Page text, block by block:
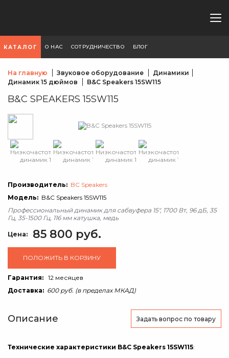
КАТАЛОГ О НАС СОТРУДНИЧЕСТВО БЛОГ
На главную Звуковое оборудование
Динамики
Динамик 15 дюймов
B&C Speakers 15SW115
B&C SPEAKERS 15SW115
Производитель: BC Speakers
Модель: B&C Speakers 15SW115
Профессиональный динамик для сабвуфера 15", 1700 Вт, 96 дБ, 35
Гц, 35-1500 Гц, 116 мм катушка, медь
Цена: 85 800 руб.
ПОЛОЖИТЬ В КОРЗИНУ
Гарантия: 12 месяцев
Доставка: 600 руб. (в пределах МКАД)
Описание Задать вопрос по товару
Технические характеристики B&C Speakers 15SW115: